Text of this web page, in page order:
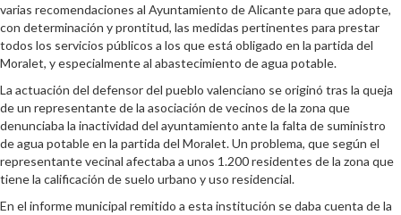
varias recomendaciones al Ayuntamiento de Alicante para que adopte,
con determinación y prontitud, las medidas pertinentes para prestar
todos los servicios públicos a los que está obligado en la partida del
Moralet, y especialmente al abastecimiento de agua potable.
La actuación del defensor del pueblo valenciano se originó tras la queja
de un representante de la asociación de vecinos de la zona que
denunciaba la inactividad del ayuntamiento ante la falta de suministro
de agua potable en la partida del Moralet. Un problema, que según el
representante vecinal afectaba a unos 1.200 residentes de la zona que
tiene la calificación de suelo urbano y uso residencial.
En el informe municipal remitido a esta institución se daba cuenta de la